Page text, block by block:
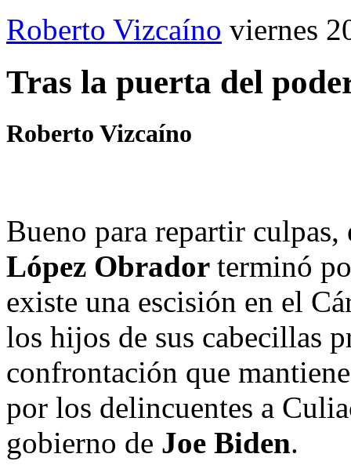
Roberto Vizcaíno viernes
Tras la puerta del
Roberto Vizcaíno
Bueno para repartir
López Obrador terminó
existe una escisión en el
los hijos de sus cabecillas
confrontación que
por los delincuentes a
gobierno de Joe Biden.